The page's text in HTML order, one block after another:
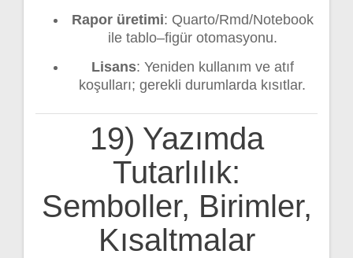
Rapor üretimi: Quarto/Rmd/Notebook
ile tablo–figür otomasyonu.
Lisans: Yeniden kullanım ve atıf
koşulları; gerekli durumlarda kısıtlar.
19) Yazımda
Tutarlılık:
Semboller, Birimler,
Kısaltmalar